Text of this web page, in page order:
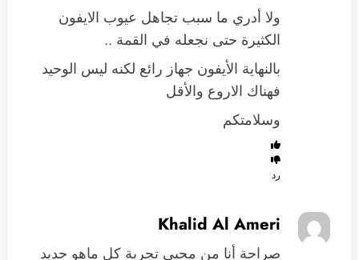
ولا أدري ما سبب تجاهل عيوب الايفون
الكثيرة حتى نجعله في القمة ..
بالنهاية الأيفون جهاز رائع لكنه ليس الوحيد
فهناك الاروع والأقل
وسلامتكم
رد
Khalid Al Ameri
صراحة أنا من محبي تجربة كل ماهو جديد